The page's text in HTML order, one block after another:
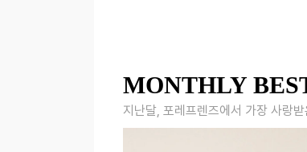
MONTHLY
지난달, 포레프렌즈에서 가장 사랑